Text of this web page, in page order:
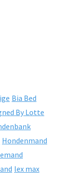
Bia Bed
By Lotte
Hondenmand
lex max